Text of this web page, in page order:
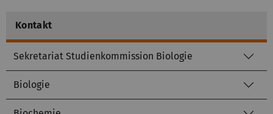
Kontakt
Sekretariat Studienkommission Biologie
Biologie